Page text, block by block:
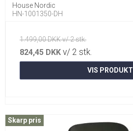
House Nordic
HN-1001350-DH
1.499,00 DKK v/ 2 stk.
824,45 DKK v/ 2 stk.
VIS PRODUKT
Skarp pris